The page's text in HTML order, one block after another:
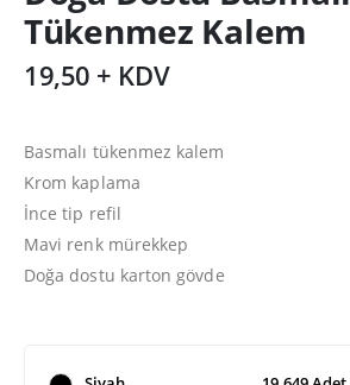
Tükenmez Kalem
19,50 + KDV
Basmalı tükenmez kalem
Krom kaplama
İnce tip refil
Mavi renk mürekkep
Doğa dostu karton gövde